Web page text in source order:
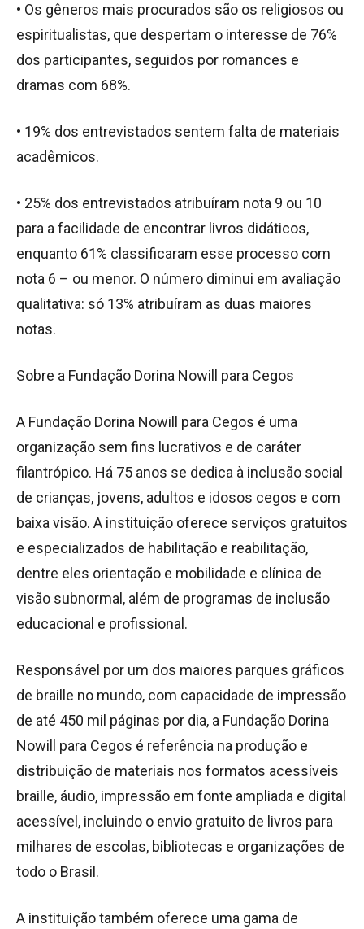
• Os gêneros mais procurados são os religiosos ou
espiritualistas, que despertam o interesse de 76%
dos participantes, seguidos por romances e
dramas com 68%.
• 19% dos entrevistados sentem falta de materiais
acadêmicos.
• 25% dos entrevistados atribuíram nota 9 ou 10
para a facilidade de encontrar livros didáticos,
enquanto 61% classificaram esse processo com
nota 6 – ou menor. O número diminui em avaliação
qualitativa: só 13% atribuíram as duas maiores
notas.
Sobre a Fundação Dorina Nowill para Cegos
A Fundação Dorina Nowill para Cegos é uma
organização sem fins lucrativos e de caráter
filantrópico. Há 75 anos se dedica à inclusão social
de crianças, jovens, adultos e idosos cegos e com
baixa visão. A instituição oferece serviços gratuitos
e especializados de habilitação e reabilitação,
dentre eles orientação e mobilidade e clínica de
visão subnormal, além de programas de inclusão
educacional e profissional.
Responsável por um dos maiores parques gráficos
de braille no mundo, com capacidade de impressão
de até 450 mil páginas por dia, a Fundação Dorina
Nowill para Cegos é referência na produção e
distribuição de materiais nos formatos acessíveis
braille, áudio, impressão em fonte ampliada e digital
acessível, incluindo o envio gratuito de livros para
milhares de escolas, bibliotecas e organizações de
todo o Brasil.
A instituição também oferece uma gama de